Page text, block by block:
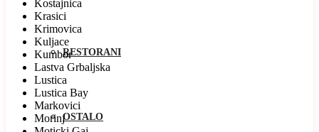
RESTORANI
OSTALO
Kostajnica
Krasici
Krimovica
Kuljace
Kumbor
Lastva Grbaljska
Lustica
Lustica Bay
Markovici
Morinj